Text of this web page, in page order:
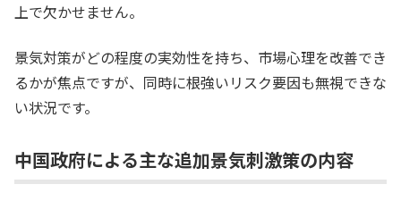
上で欠かせません。
景気対策がどの程度の実効性を持ち、市場心理を改善でき
るかが焦点ですが、同時に根強いリスク要因も無視できな
い状況です。
中国政府による主な追加景気刺激策の内容